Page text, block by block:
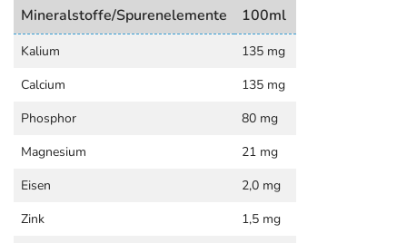
Mineralstoffe/Spurenelemente 100ml
Kalium
135 mg
Calcium
135 mg
Phosphor
80 mg
Magnesium
21 mg
Eisen
2,0 mg
Zink
1,5 mg